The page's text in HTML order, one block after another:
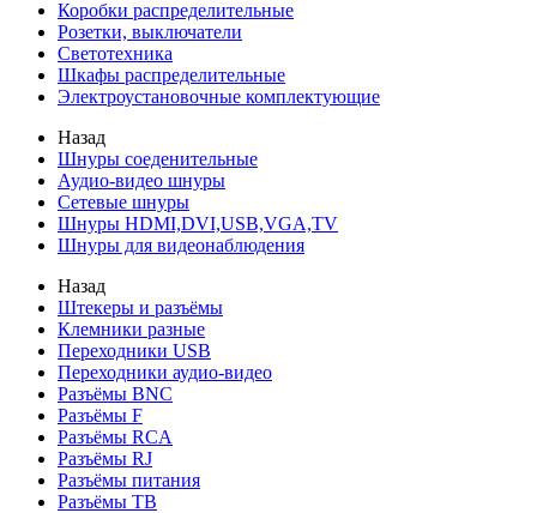
Коробки распределительные
Розетки, выключатели
Светотехника
Шкафы распределительные
Электроустановочные комплектующие
Назад
Шнуры соеденительные
Аудио-видео шнуры
Сетевые шнуры
Шнуры HDMI,DVI,USB,VGA,TV
Шнуры для видеонаблюдения
Назад
Штекеры и разъёмы
Клемники разные
Переходники USB
Переходники аудио-видео
Разъёмы BNC
Разъёмы F
Разъёмы RCA
Разъёмы RJ
Разъёмы питания
Разъёмы ТВ